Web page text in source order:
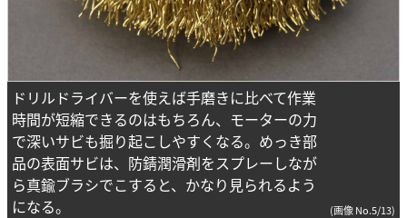
ドリルドライバーを使えば手磨きに比べて作業
時間が短縮できるのはもちろん、モーターの力
で深いサビも掘り起こしやすくなる。めっき部
品の表面サビは、防錆潤滑剤をスプレーしなが
ら真鍮ブラシでこすると、かなり見られるよう
になる。
(画像 No.5/13)